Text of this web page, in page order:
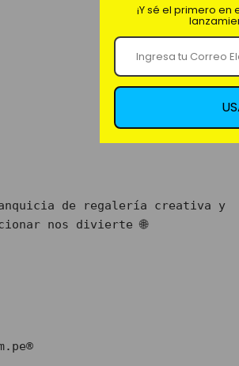
de regalería creativa y
nos divierte 🌐
¡Y sé el primero